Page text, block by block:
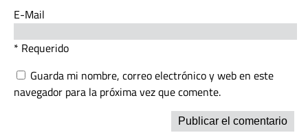
E-Mail
* Requerido
Guarda mi nombre, correo electrónico y web en este
navegador para la próxima vez que comente.